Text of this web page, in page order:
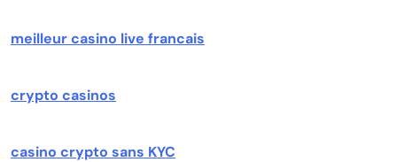
meilleur casino live francais
crypto casinos
casino crypto sans KYC